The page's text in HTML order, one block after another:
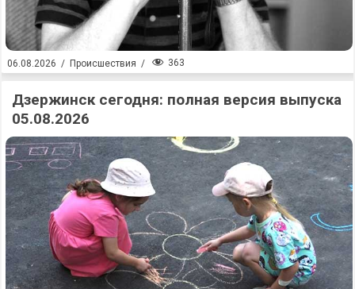
06.08.2026 / Происшествия / 363
Дзержинск сегодня: полная версия выпуска
05.08.2026